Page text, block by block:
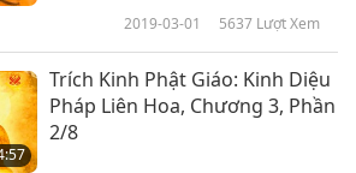
2019-03-01 5637 Lượt Xem
Trích Kinh Phật Giáo: Kinh Diệu
Pháp Liên Hoa, Chương 3, Phần
2/8